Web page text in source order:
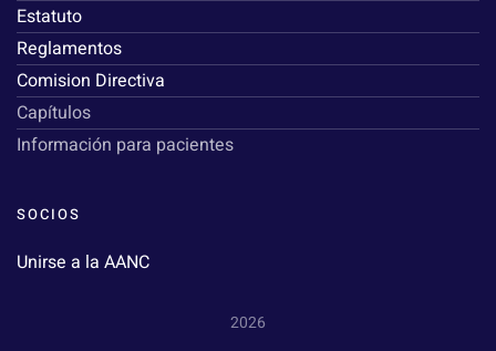
Estatuto
Reglamentos
Comision Directiva
Capítulos
Información para pacientes
SOCIOS
Unirse a la AANC
2026